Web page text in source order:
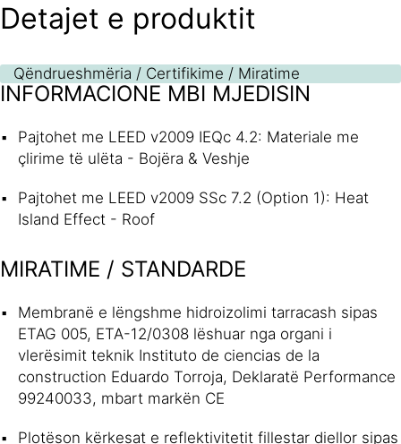
Detajet e produktit
Qëndrueshmëria / Certifikime / Miratime
INFORMACIONE MBI MJEDISIN
Pajtohet me LEED v2009 IEQc 4.2: Materiale me
çlirime të ulëta - Bojëra & Veshje
Pajtohet me LEED v2009 SSc 7.2 (Option 1): Heat
Island Effect - Roof
MIRATIME / STANDARDE
Membranë e lëngshme hidroizolimi tarracash sipas
ETAG 005, ETA-12/0308 lëshuar nga organi i
vlerësimit teknik Instituto de ciencias de la
construction Eduardo Torroja, Deklaratë Performance
99240033, mbart markën CE
Plotëson kërkesat e reflektivitetit fillestar diellor sipas